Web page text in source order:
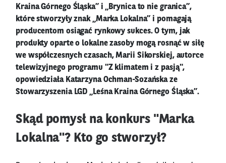
Kraina Górnego Śląska” i „Brynica to nie granica”,
które stworzyły znak „Marka Lokalna” i pomagają
producentom osiągać rynkowy sukces. O tym, jak
produkty oparte o lokalne zasoby mogą rosnąć w siłę
we współczesnych czasach, Marii Sikorskiej, autorce
telewizyjnego programu "Z klimatem i z pasją",
opowiedziała Katarzyna Ochman-Sozańska ze
Stowarzyszenia LGD „Leśna Kraina Górnego Śląska”.
Skąd pomysł na konkurs "Marka
Lokalna"? Kto go stworzył?